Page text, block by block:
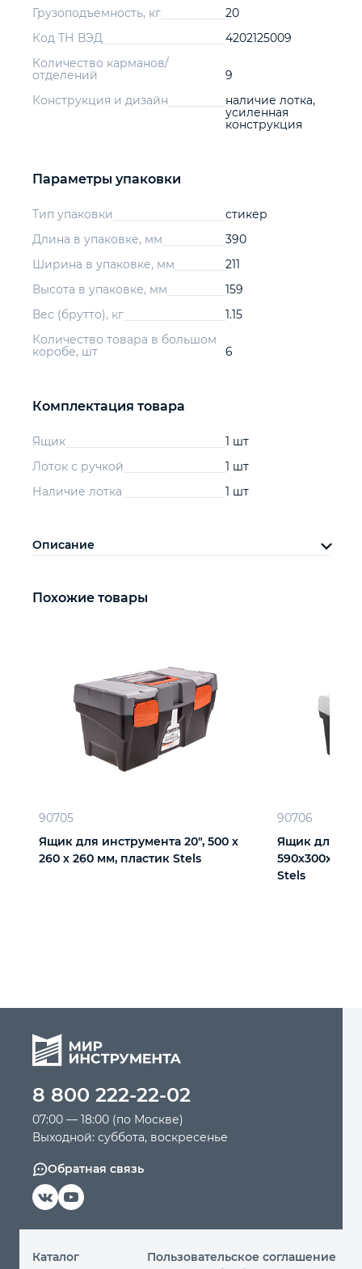
Грузоподъемность, кг
20
Код ТН ВЭД
4202125009
Количество карманов/
отделений
9
Конструкция и дизайн
наличие лотка,
усиленная
конструкция
Параметры упаковки
Тип упаковки
стикер
Длина в упаковке, мм
390
Ширина в упаковке, мм
211
Высота в упаковке, мм
159
Вес (брутто), кг
1.15
Количество товара в большом
коробе, шт
6
Комплектация товара
Ящик
1 шт
Лоток с ручкой
1 шт
Наличие лотка
1 шт
Описание
Похожие товары
90705
Ящик для инструмента 20", 500 х
260 х 260 мм, пластик Stels
90706
Ящик для
590х300х300
Stels
8 800 222-22-02
07:00 — 18:00 (по Москве)
Выходной: суббота, воскресенье
Обратная связь
Каталог
Пользовательское соглашение